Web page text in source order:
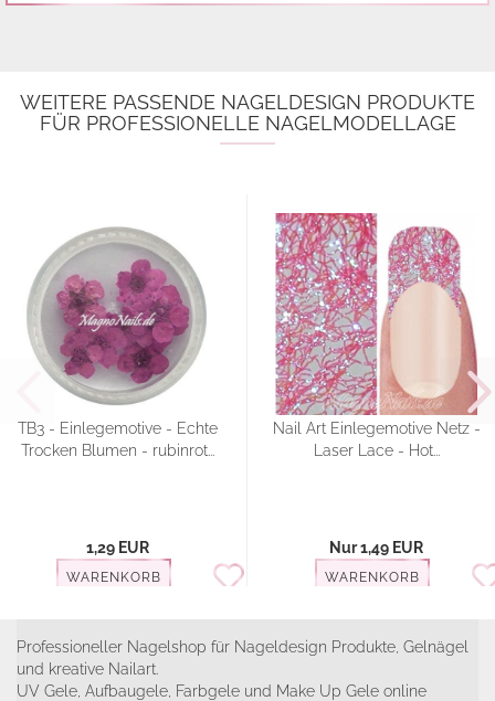
WEITERE PASSENDE NAGELDESIGN PRODUKTE
FÜR PROFESSIONELLE NAGELMODELLAGE
TB3 - Einlegemotive - Echte
Trocken Blumen - rubinrot...
1,29 EUR
WARENKORB
Nail Art Einlegemotive Netz -
Laser Lace - Hot...
Nur 1,49 EUR
WARENKORB
Professioneller Nagelshop für Nageldesign Produkte, Gelnägel
und kreative Nailart.
UV Gele, Aufbaugele, Farbgele und Make Up Gele online